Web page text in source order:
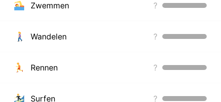
Zwemmen ?
Wandelen ?
Rennen ?
Surfen ?